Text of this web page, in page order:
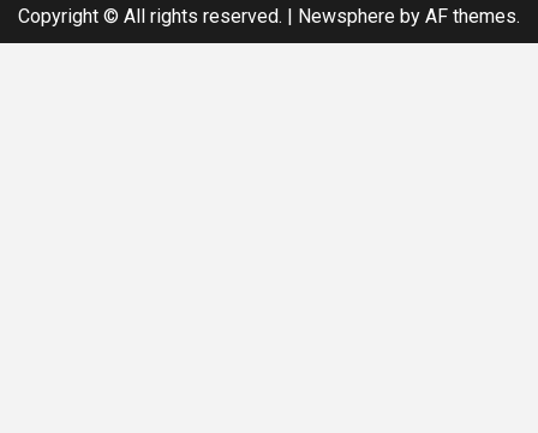
Copyright © All rights reserved. | Newsphere by AF themes.